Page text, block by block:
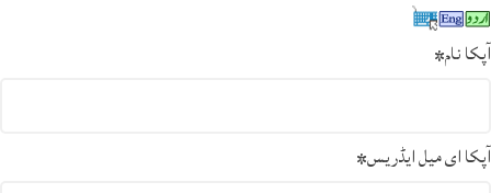
آپکا نام*
آپکا ای میل ایڈریس*